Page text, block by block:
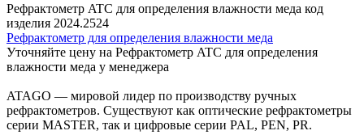
Рефрактометр ATC для определения влажности меда код
изделия 2024.2524
Рефрактометр для определения влажности меда
Уточняйте цену на Рефрактометр ATC для определения
влажности меда у менеджера
ATAGO — мировой лидер по производству ручных
рефрактометров. Существуют как оптические рефрактометры
серии MASTER, так и цифровые серии PAL, PEN, PR.